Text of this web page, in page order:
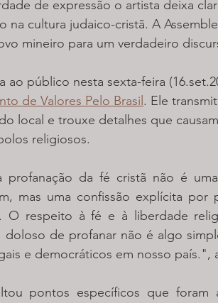
de expressão o artista deixa
na cultura judaico-cristã. A
mineiro para um verdadeiro
ao público nesta sexta-feira
de Valores Pelo Brasil . Ele
local e trouxe detalhes que
religiosos.
profanação da fé cristã não é
mas uma confissão explícita por
O respeito à fé e à liberdade
de profanar não é algo
e democráticos em nosso país.",
pontos específicos que foram